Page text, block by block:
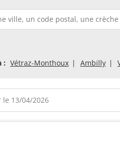
: Vétraz-Monthoux Ambilly
13/04/2026